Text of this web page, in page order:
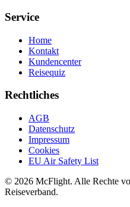
Service
Home
Kontakt
Kundencenter
Reisequiz
Rechtliches
AGB
Datenschutz
Impressum
Cookies
EU Air Safety List
© 2026 McFlight. Alle Rechte
Reiseverband.